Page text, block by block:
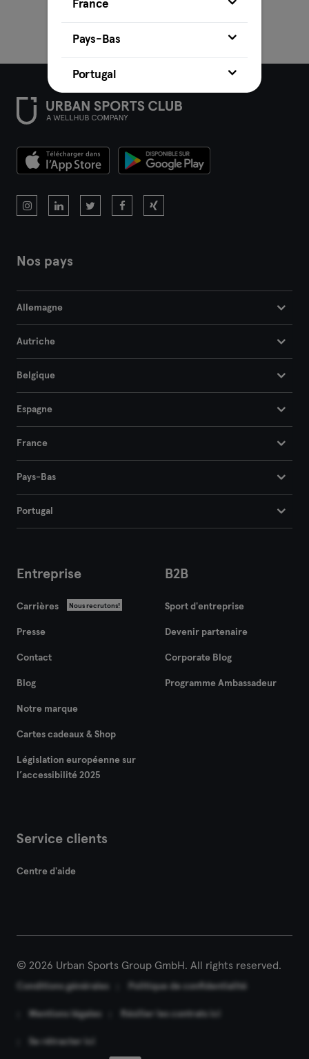
Brême
Cobourg
Darmstadt
Düsseldorf
Halle
Hambourg
Heidelberg
Heidenheim
Hof
Ingolstadt
Karlsruhe
Kiel
Clèves
Konstanz
France
Pays-Bas
Portugal
Nos pays
Allemagne
Autriche
Belgique
Espagne
France
Pays-Bas
Portugal
Entreprise
Carrières Nous recrutons!
Presse
Contact
Blog
Notre marque
Cartes cadeaux & Shop
Législation européenne sur
l’accessibilité 2025
B2B
Sport d'entreprise
Devenir partenaire
Corporate Blog
Programme Ambassadeur
Service clients
Centre d'aide
© 2026 Urban Sports Group GmbH. All rights reserved.
Conditions générales Politique de confidentialité
Mentions légales Résilier les contrats ici
Se rétracter ici